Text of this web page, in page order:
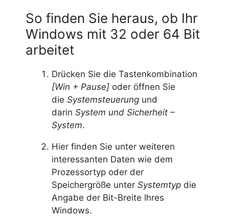
So finden Sie heraus, ob Ihr
Windows mit 32 oder 64 Bit
arbeitet
Drücken Sie die Tastenkombination
[Win + Pause] oder öffnen Sie
die Systemsteuerung und
darin System und Sicherheit –
System.
Hier finden Sie unter weiteren
interessanten Daten wie dem
Prozessortyp oder der
Speichergröße unter Systemtyp die
Angabe der Bit-Breite Ihres
Windows.